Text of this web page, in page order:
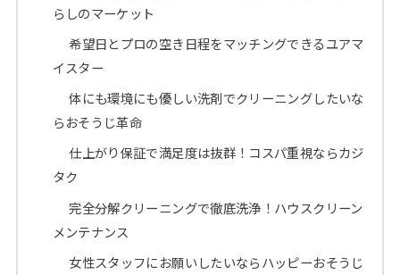
らしのマーケット
希望日とプロの空き日程をマッチングできるユアマ
イスター
体にも環境にも優しい洗剤でクリーニングしたいな
らおそうじ革命
仕上がり保証で満足度は抜群！コスパ重視ならカジ
タク
完全分解クリーニングで徹底洗浄！ハウスクリーン
メンテナンス
女性スタッフにお願いしたいならハッピーおそうじ